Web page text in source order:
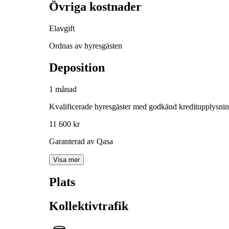
Övriga kostnader
Elavgift
Ordnas av hyresgästen
Deposition
1 månad
Kvalificerade hyresgäster med godkänd
11 600 kr
Garanterad av Qasa
Visa mer
Plats
Kollektivtrafik